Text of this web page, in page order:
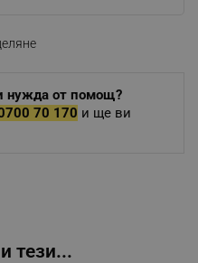
нужда от помощ?
70 170 и ще ви
тези...